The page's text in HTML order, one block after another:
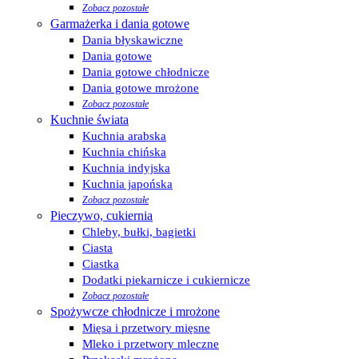
Zobacz pozostałe
Garmażerka i dania gotowe
Dania błyskawiczne
Dania gotowe
Dania gotowe chłodnicze
Dania gotowe mrożone
Zobacz pozostałe
Kuchnie świata
Kuchnia arabska
Kuchnia chińska
Kuchnia indyjska
Kuchnia japońska
Zobacz pozostałe
Pieczywo, cukiernia
Chleby, bułki, bagietki
Ciasta
Ciastka
Dodatki piekarnicze i cukiernicze
Zobacz pozostałe
Spożywcze chłodnicze i mrożone
Mięsa i przetwory mięsne
Mleko i przetwory mleczne